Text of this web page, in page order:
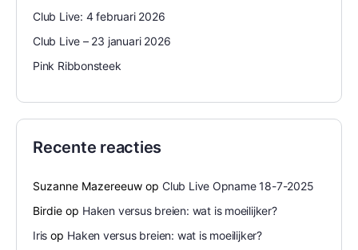
Club Live: 4 februari 2026
Club Live – 23 januari 2026
Pink Ribbonsteek
Recente reacties
Suzanne Mazereeuw op Club Live Opname 18-7-2025
Birdie op Haken versus breien: wat is moeilijker?
Iris op Haken versus breien: wat is moeilijker?